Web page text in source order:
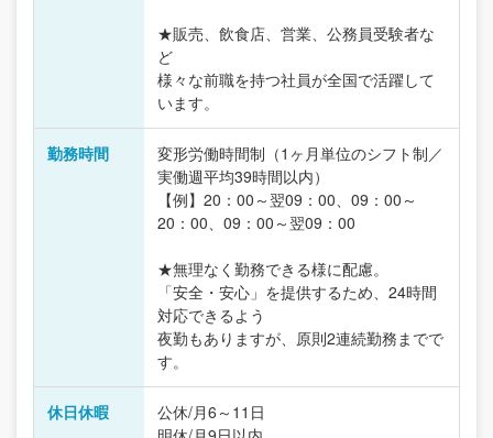
★販売、飲食店、営業、公務員受験者な
ど
様々な前職を持つ社員が全国で活躍して
います。
勤務時間
変形労働時間制（1ヶ月単位のシフト制／
実働週平均39時間以内）
【例】20：00～翌09：00、09：00～
20：00、09：00～翌09：00
★無理なく勤務できる様に配慮。
「安全・安心」を提供するため、24時間
対応できるよう
夜勤もありますが、原則2連続勤務までで
す。
休日休暇
公休/月6～11日